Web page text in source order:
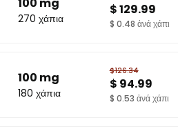
270 χάπια
$ 129.99
$ 0.48 ἀνά χάπι
100 mg
180 χάπια
$126.34
$ 94.99
$ 0.53 ἀνά χάπι